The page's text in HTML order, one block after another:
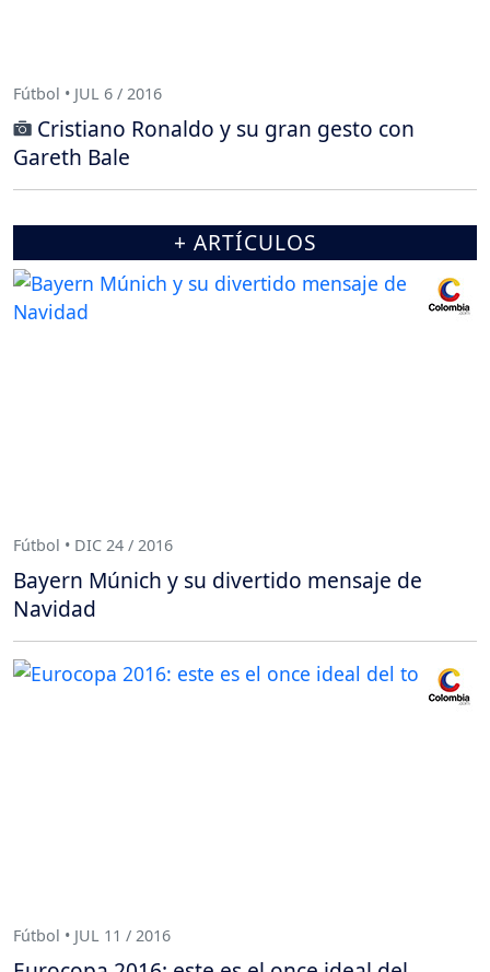
Fútbol • JUL 6 / 2016
Cristiano Ronaldo y su gran gesto con
Gareth Bale
+ ARTÍCULOS
Fútbol • DIC 24 / 2016
Bayern Múnich y su divertido mensaje de
Navidad
Fútbol • JUL 11 / 2016